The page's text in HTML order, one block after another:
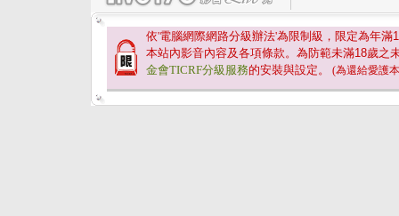
依'電腦網際網路分級辦法'為限制級，限定為年滿
本站內影音內容及各項條款。為防範未滿18歲之
金會TICRF分級服務的安裝與設定。 (為還給愛護